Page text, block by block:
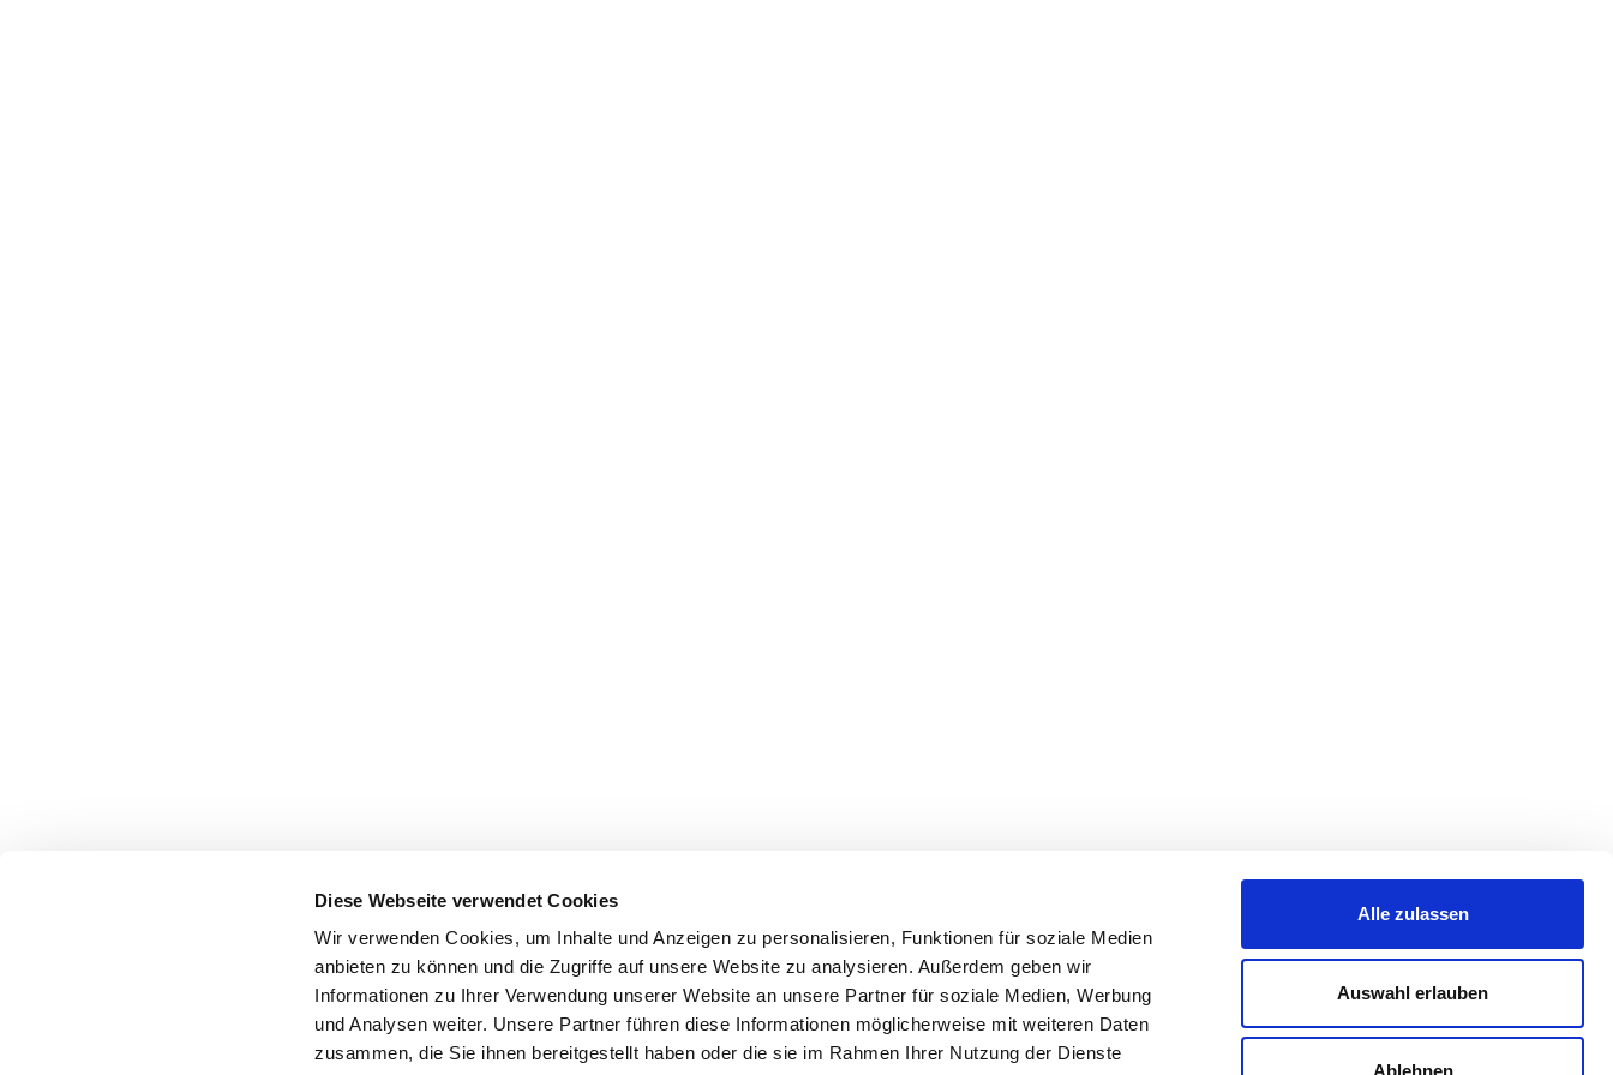
Diese Webseite verwendet Cookies
Wir verwenden Cookies, um Inhalte und Anzeigen zu personalisieren, Funktionen für soziale Medien
anbieten zu können und die Zugriffe auf unsere Website zu analysieren. Außerdem geben wir
Informationen zu Ihrer Verwendung unserer Website an unsere Partner für soziale Medien, Werbung
und Analysen weiter. Unsere Partner führen diese Informationen möglicherweise mit weiteren Daten
zusammen, die Sie ihnen bereitgestellt haben oder die sie im Rahmen Ihrer Nutzung der Dienste
Alle zulassen
Auswahl erlauben
Ablehnen